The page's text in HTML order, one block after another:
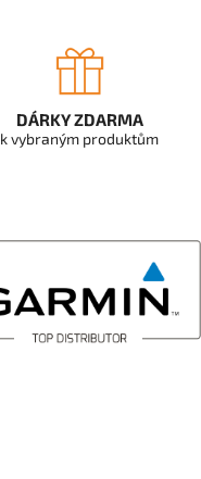
DÁRKY ZDARMA
k vybraným produktům